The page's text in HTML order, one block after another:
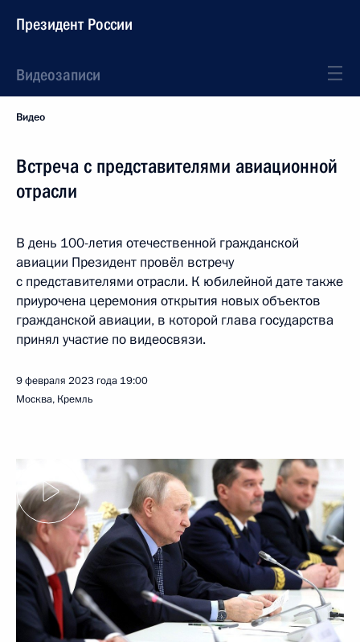
Президент России
Видеозаписи
Видео
Встреча с представителями авиационной
отрасли
В день 100-летия отечественной гражданской
авиации Президент провёл встречу
с представителями отрасли. К юбилейной дате также
приурочена церемония открытия новых объектов
гражданской авиации, в которой глава государства
принял участие по видеосвязи.
9 февраля 2023 года 19:00
Москва, Кремль